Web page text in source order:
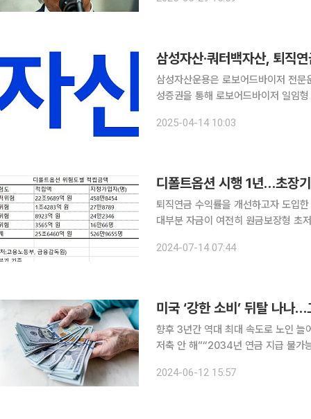
퇴직 플랜에 가상자산 옵션을 포함하
삼성자산·쿼터백자산, 퇴직
삼성자산운용은 로보어드바이저 전
성증권을 통해 로보어드바이저 일임형 자
2025-04-14 10:03
디폴트옵션 시행 1년…초장
퇴직연금 수익률을 개선하고자 도입
대부분 자금이 여전히 원금보장형 초저위험 상
2024-07-14 07:44
미국 ‘강한 소비’ 뒤탈 나나
향후 3년간 역대 최대 속도로 노인
저축 안 해”“2034년 연금 지급 불가
2024-06-12 15:57